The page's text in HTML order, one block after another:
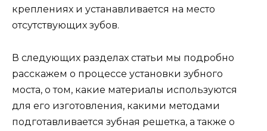
креплениях и устанавливается на место
отсутствующих зубов.
В следующих разделах статьи мы подробно
расскажем о процессе установки зубного
моста, о том, какие материалы используются
для его изготовления, какими методами
подготавливается зубная решетка, а также о